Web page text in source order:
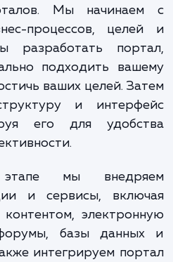
и
обладают широким
в области
Мы
процессов,
разработать
подходить